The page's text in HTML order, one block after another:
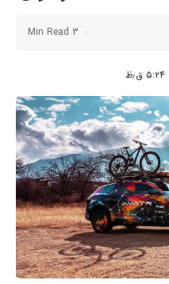
3 Min Read